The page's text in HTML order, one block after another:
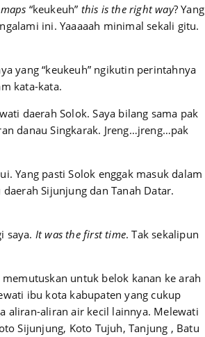
maps “keukeuh” this is the right way? Yang
ini. Yaaaaah minimal sekali gitu.
yang “keukeuh” ngikutin perintahnya
kata-kata.
daerah Solok. Saya bilang sama pak
danau Singkarak. Jreng…jreng…pak
Yang pasti Solok enggak masuk dalam
Sijunjung dan Tanah Datar.
saya. It was the first time. Tak sekalipun
untuk belok kanan ke arah
ibu kota kabupaten yang cukup
aliran-aliran air kecil lainnya. Melewati
Sijunjung, Koto Tujuh, Tanjung , Batu